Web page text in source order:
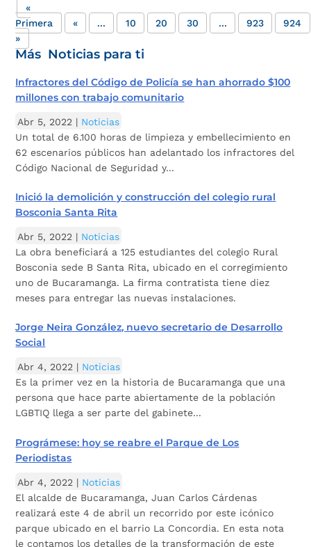
«
Primera
« ... 10 20 30 ... 923
924
»
Más Noticias para ti
Infractores del Código de Policía se han ahorrado $100
millones con trabajo comunitario
Abr 5, 2022 | Noticias
Un total de 6.100 horas de limpieza y embellecimiento en
62 escenarios públicos han adelantado los infractores del
Código Nacional de Seguridad y...
Inició la demolición y construcción del colegio rural
Bosconia Santa Rita
Abr 5, 2022 | Noticias
La obra beneficiará a 125 estudiantes del colegio Rural
Bosconia sede B Santa Rita, ubicado en el corregimiento
uno de Bucaramanga. La firma contratista tiene diez
meses para entregar las nuevas instalaciones.
Jorge Neira González, nuevo secretario de Desarrollo
Social
Abr 4, 2022 | Noticias
Es la primer vez en la historia de Bucaramanga que una
persona que hace parte abiertamente de la población
LGBTIQ llega a ser parte del gabinete...
Prográmese: hoy se reabre el Parque de Los
Periodistas
Abr 4, 2022 | Noticias
El alcalde de Bucaramanga, Juan Carlos Cárdenas
realizará este 4 de abril un recorrido por este icónico
parque ubicado en el barrio La Concordia. En esta nota
le contamos los detalles de la transformación de este